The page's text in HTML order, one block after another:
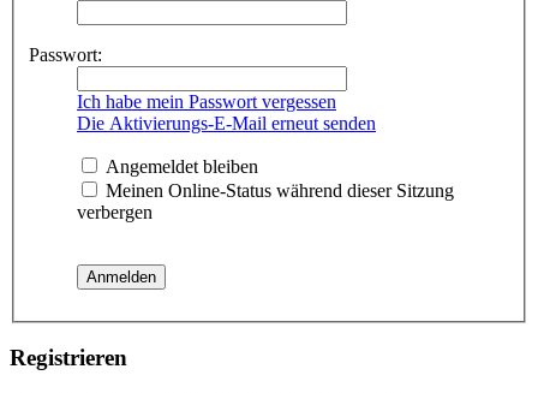
Passwort:
Ich habe mein Passwort vergessen
Die Aktivierungs-E-Mail erneut senden
Angemeldet bleiben
Meinen Online-Status während dieser Sitzung
verbergen
Registrieren